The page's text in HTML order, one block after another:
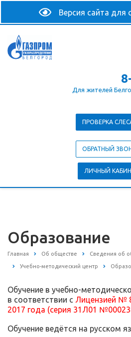
Для жителей
ПРОВЕРКА
ОБРАТНЫЙ
ЛИЧНЫЙ
Образование
Главная Об обществе Сведения об
Учебно-методический центр
Обучение в учебно-
в соответствии с Лицензией №
2017 года (серия 31Л01
Обучение ведётся на русском